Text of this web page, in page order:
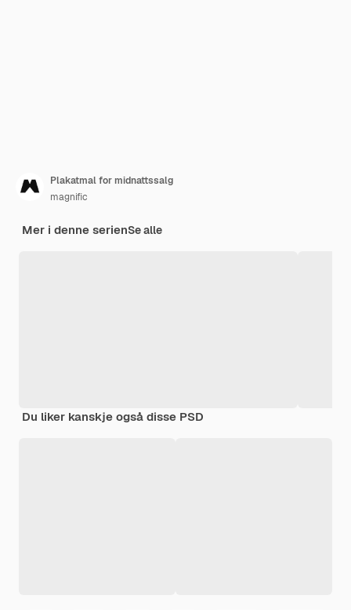
Plakatmal for midnattssalg
magnific
Mer i denne serienSe alle
Du liker kanskje også disse PSD